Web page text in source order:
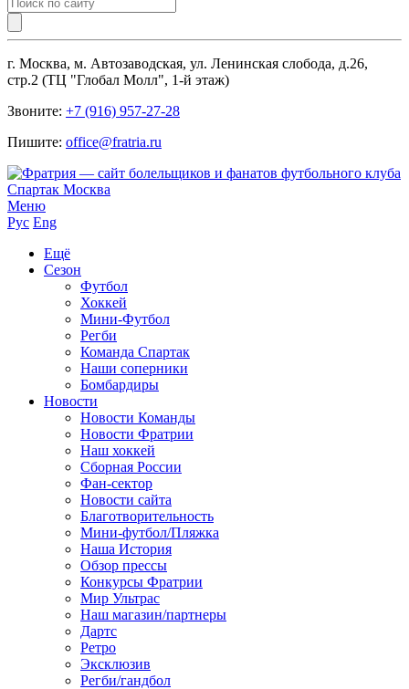
г. Москва, м. Автозаводская, ул. Ленинская слобода, д.26,
стр.2 (ТЦ "Глобал Молл", 1-й этаж)
Звоните: +7 (916) 957-27-28
Пишите: office@fratria.ru
Меню
Рус Eng
Ещё
Сезон
Футбол
Хоккей
Мини-Футбол
Регби
Команда Спартак
Наши соперники
Бомбардиры
Новости
Новости Команды
Новости Фратрии
Наш хоккей
Сборная России
Фан-cектор
Новости сайта
Благотворительность
Мини-футбол/Пляжка
Наша История
Обзор прессы
Конкурсы Фратрии
Мир Ультрас
Наш магазин/партнеры
Дартс
Ретро
Эксклюзив
Регби/гандбол